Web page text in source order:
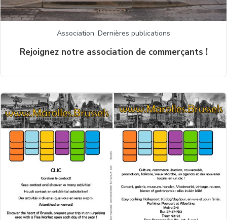
Association, Dernières publications
Rejoignez notre association de commerçants !